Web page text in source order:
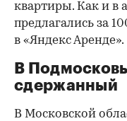
квартиры. Как и в
предлагались за
в «Яндекс Аренде».
В
сдержанный
В Московской